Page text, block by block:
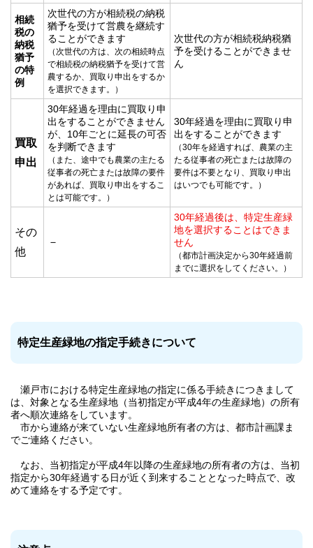
相続
税の
納税
猶予
の特
例
次世代の方が相続税の納税
猶予を受けて営農を継続す
ることができます
（次世代の方は、次の相続時点
で相続税の納税猶予を受けて営
農するか、買取り申出をするか
を選択できます。）
次世代の方が相続税納税猶
予を受けることができませ
ん
買取
申出
30年経過を理由に買取り申
出をすることができません
が、10年ごとに延長の可否
を判断できます
（また、途中でも農業の主たる
従事者の死亡または故障の要件
があれば、買取り申出をするこ
とは可能です。）
30年経過を理由に買取り申
出をすることができます
（30年を経過すれば、農業の主
たる従事者の死亡または故障の
要件は不要となり、買取り申出
はいつでも可能です。）
その
他
－
30年経過後は、特定生産緑
地を選択することはできま
せん
（都市計画決定から30年経過前
までに選択をしてください。）
特定生産緑地の指定手続きについて
瀬戸市における特定生産緑地の指定に係る手続きにつきまして
は、対象となる生産緑地（当初指定が平成4年の生産緑地）の所有
者へ順次連絡をしています。
市から連絡が来ていない生産緑地所有者の方は、都市計画課ま
でご連絡ください。
なお、当初指定が平成4年以降の生産緑地の所有者の方は、当初
指定から30年経過する日が近く到来することとなった時点で、改
めて連絡をする予定です。